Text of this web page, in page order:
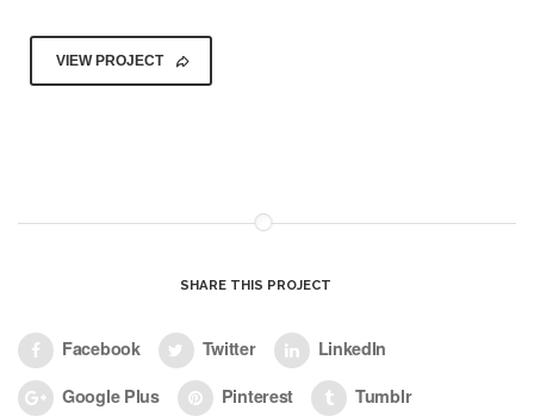
VIEW PROJECT
SHARE THIS PROJECT
Facebook Twitter
LinkedIn
Google Plus
Pinterest
Tumblr